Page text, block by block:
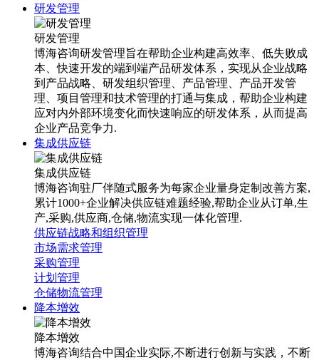
研发管理
研发管理
博海咨询研发管理旨在帮助企业构建高效率、低失败成
本、快速开发的端到端产品研发体系，实现从企业战略
到产品战略、研发组织管理、产品管理、产品开发管
理、项目管理和技术管理的打通与集成，帮助企业构建
应对内外部环境变化而快速响应的研发体系，从而提高
企业产品竞争力.
集成供应链
集成供应链
博海咨询驻厂伴随式服务为每家企业量身定制改善方案,
累计1000+企业解决供应链难题经验,帮助企业从订单,生
产,采购,供应商,仓储,物流实现一体化管理.
供应链战略和组织管理
市场需求管理
采购管理
计划管理
仓储物流管理
降本增效
降本增效
博海咨询结合中国企业实际,不断进行创新与实践，不断